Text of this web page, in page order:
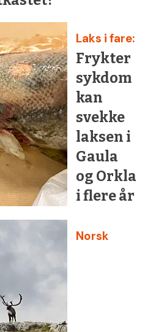
Laks i fare:
Frykter
sykdom
kan
svekke
laksen i
Gaula
og Orkla
i flere år
Norsk